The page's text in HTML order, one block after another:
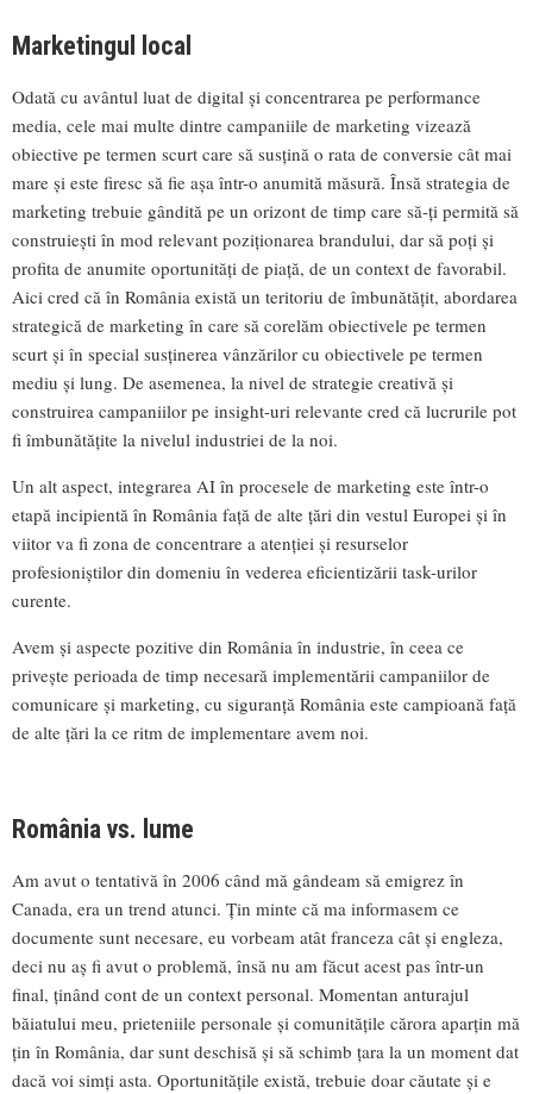
Marketingul local
Odată cu avântul luat de digital și concentrarea pe performance
media, cele mai multe dintre campaniile de marketing vizează
obiective pe termen scurt care să susțină o rata de conversie cât mai
mare și este firesc să fie așa într-o anumită măsură. Însă strategia de
marketing trebuie gândită pe un orizont de timp care să-ți permită să
construiești în mod relevant poziționarea brandului, dar să poți și
profita de anumite oportunități de piață, de un context de favorabil.
Aici cred că în România există un teritoriu de îmbunătățit, abordarea
strategică de marketing în care să corelăm obiectivele pe termen
scurt și în special susținerea vânzărilor cu obiectivele pe termen
mediu și lung. De asemenea, la nivel de strategie creativă și
construirea campaniilor pe insight-uri relevante cred că lucrurile pot
fi îmbunătățite la nivelul industriei de la noi.
Un alt aspect, integrarea AI în procesele de marketing este într-o
etapă incipientă în România față de alte țări din vestul Europei și în
viitor va fi zona de concentrare a atenției și resurselor
profesioniștilor din domeniu în vederea eficientizării task-urilor
curente.
Avem și aspecte pozitive din România în industrie, în ceea ce
privește perioada de timp necesară implementării campaniilor de
comunicare și marketing, cu siguranță România este campioană față
de alte țări la ce ritm de implementare avem noi.
România vs. lume
Am avut o tentativă în 2006 când mă gândeam să emigrez în
Canada, era un trend atunci. Țin minte că ma informasem ce
documente sunt necesare, eu vorbeam atât franceza cât și engleza,
deci nu aș fi avut o problemă, însă nu am făcut acest pas într-un
final, ținând cont de un context personal. Momentan anturajul
băiatului meu, prieteniile personale și comunitățile cărora aparțin mă
țin în România, dar sunt deschisă și să schimb țara la un moment dat
dacă voi simți asta. Oportunitățile există, trebuie doar căutate și e